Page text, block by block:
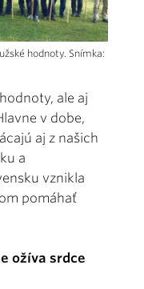
hodnoty. Snímka:
ale aj
v dobe,
aj z našich
a
vznikla
pomáhať
ožíva srdce